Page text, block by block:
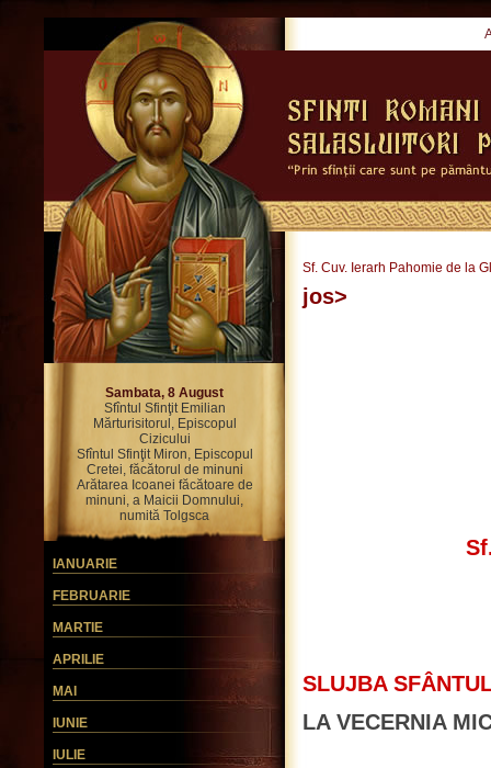
Sambata, 8 August
Sfîntul Sfinţit Emilian
Mărturisitorul, Episcopul
Cizicului
Sfîntul Sfinţit Miron, Episcopul
Cretei, făcătorul de minuni
Arătarea Icoanei făcătoare de
minuni, a Maicii Domnului,
numită Tolgsca
IANUARIE
FEBRUARIE
MARTIE
APRILIE
MAI
IUNIE
IULIE
Sf. Cuv. Ierarh Pahomie de la
jos>
SLUJBA
LA VECERNIA